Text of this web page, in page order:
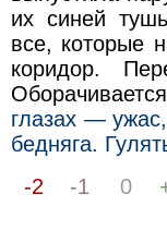
их синей
все, которые
коридор.
глазах —
бедняга.
-2
-1 0